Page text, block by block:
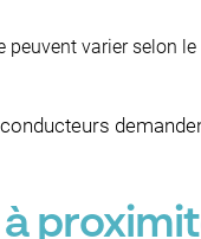
varier selon